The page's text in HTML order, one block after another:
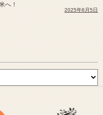
へ！
2025年6月5日